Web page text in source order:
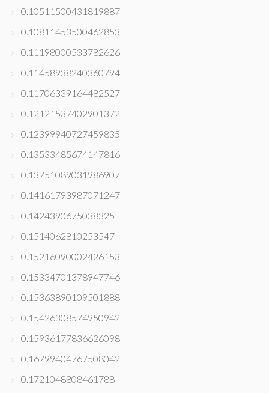
0.10511500431819887
0.10811453500462853
0.11198000533782626
0.11458938240360794
0.11706339164482527
0.12121537402901372
0.12399940727459835
0.13533485674147816
0.13751089031986907
0.14161793987071247
0.1424390675038325
0.1514062810253547
0.15216090002426153
0.15334701378947746
0.15363890109501888
0.15426308574950942
0.15936177836626098
0.16799404767508042
0.1721048808461788